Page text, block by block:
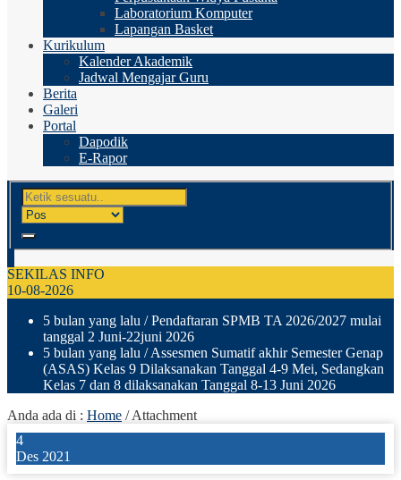
Laboratorium Komputer
Lapangan Basket
Kurikulum
Kalender Akademik
Jadwal Mengajar Guru
Berita
Galeri
Portal
Dapodik
E-Rapor
SEKILAS INFO
10-08-2026
5 bulan yang lalu / Pendaftaran SPMB TA 2026/2027 mulai
tanggal 2 Juni-22juni 2026
5 bulan yang lalu / Assesmen Sumatif akhir Semester Genap
(ASAS) Kelas 9 Dilaksanakan Tanggal 4-9 Mei, Sedangkan
Kelas 7 dan 8 dilaksanakan Tanggal 8-13 Juni 2026
Anda ada di : Home / Attachment
4
Des 2021